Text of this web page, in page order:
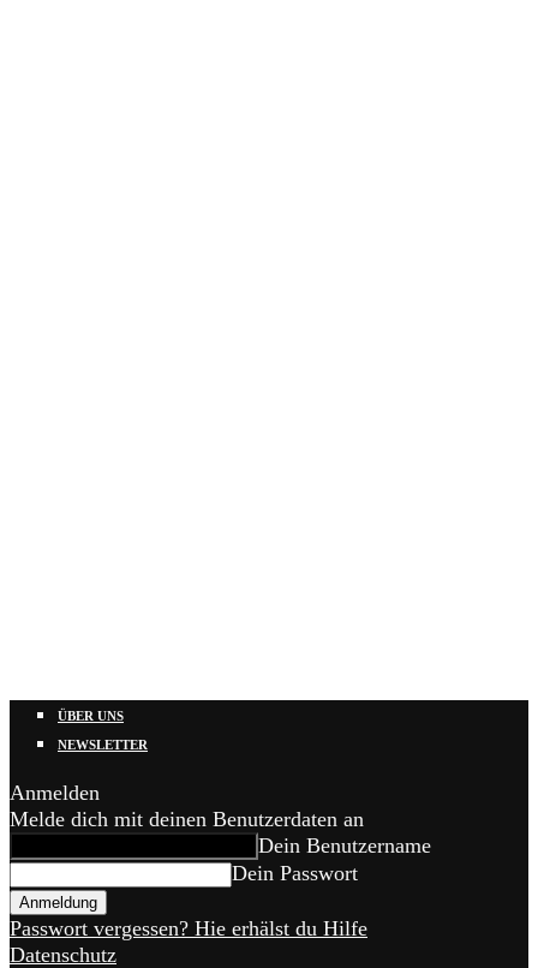
ÜBER UNS
NEWSLETTER
Anmelden
Melde dich mit deinen Benutzerdaten an
Dein Benutzername
Dein Passwort
Passwort vergessen? Hie erhälst du Hilfe
Datenschutz